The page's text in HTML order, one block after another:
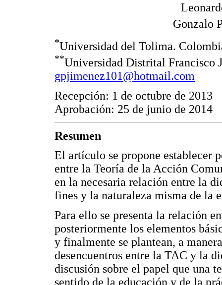
Gonzalo
*Universidad del Tolima.
**Universidad Distrital Francisco
gpjimenez101@hotmail.com
Recepción: 1 de octubre de 2013
Aprobación: 25 de junio de 2014
Resumen
El artículo se propone establecer
entre la Teoría de la Acción
en la necesaria relación entre la
fines y la naturaleza misma de la
Para ello se presenta la relación
posteriormente los elementos
y finalmente se plantean, a
desencuentros entre la TAC y la
discusión sobre el papel que una
sentido de la educación y de la